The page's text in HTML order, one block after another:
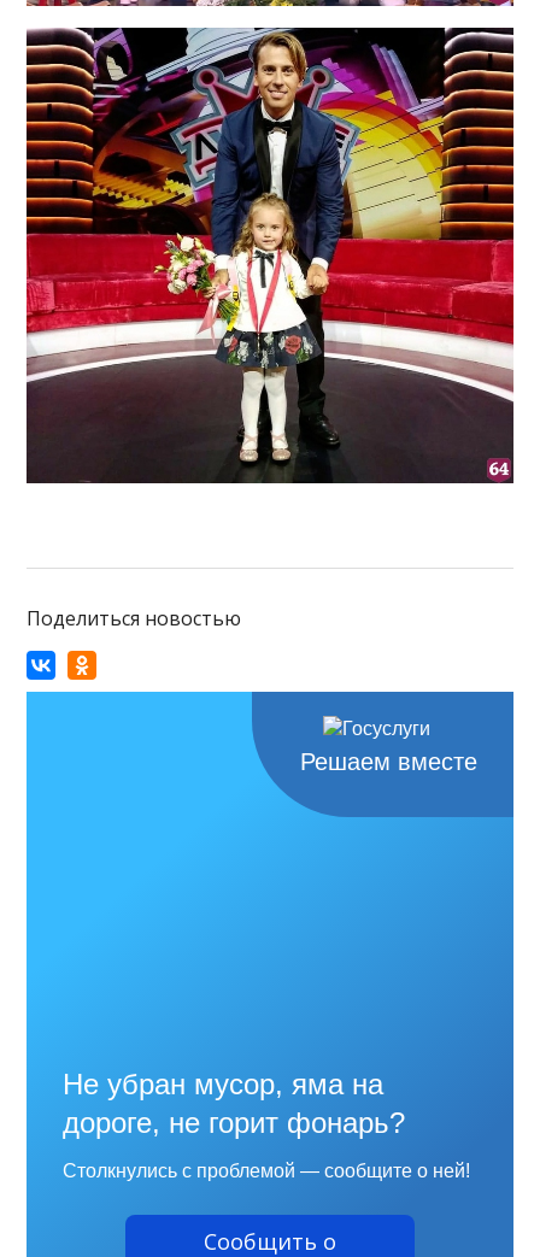
Поделиться новостью
Решаем вместе
Не убран мусор, яма на
дороге, не горит фонарь?
Столкнулись с проблемой — сообщите о ней!
Сообщить о